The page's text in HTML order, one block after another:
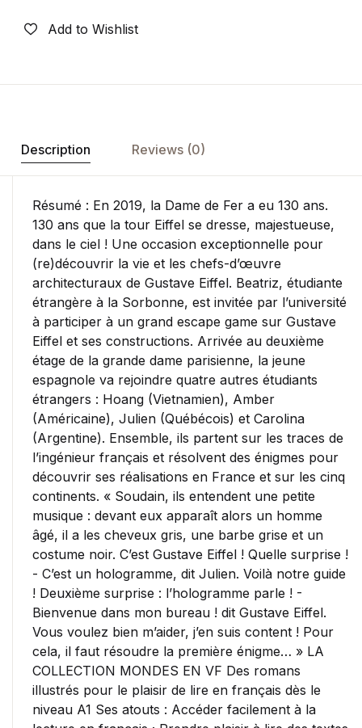
Add to Wishlist
Description Reviews (0)
Résumé : En 2019, la Dame de Fer a eu 130 ans.
130 ans que la tour Eiffel se dresse, majestueuse,
dans le ciel ! Une occasion exceptionnelle pour
(re)découvrir la vie et les chefs-d’œuvre
architecturaux de Gustave Eiffel. Beatriz, étudiante
étrangère à la Sorbonne, est invitée par l’université
à participer à un grand escape game sur Gustave
Eiffel et ses constructions. Arrivée au deuxième
étage de la grande dame parisienne, la jeune
espagnole va rejoindre quatre autres étudiants
étrangers : Hoang (Vietnamien), Amber
(Américaine), Julien (Québécois) et Carolina
(Argentine). Ensemble, ils partent sur les traces de
l’ingénieur français et résolvent des énigmes pour
découvrir ses réalisations en France et sur les cinq
continents. « Soudain, ils entendent une petite
musique : devant eux apparaît alors un homme
âgé, il a les cheveux gris, une barbe grise et un
costume noir. C’est Gustave Eiffel ! Quelle surprise !
- C’est un hologramme, dit Julien. Voilà notre guide
! Deuxième surprise : l’hologramme parle ! -
Bienvenue dans mon bureau ! dit Gustave Eiffel.
Vous voulez bien m’aider, j’en suis content ! Pour
cela, il faut résoudre la première énigme… » LA
COLLECTION MONDES EN VF Des romans
illustrés pour le plaisir de lire en français dès le
niveau A1 Ses atouts : Accéder facilement à la